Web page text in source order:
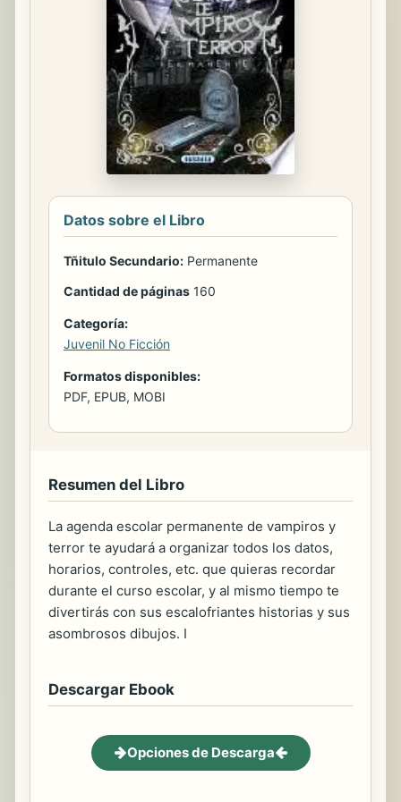
Datos sobre el Libro
Tñitulo Secundario: Permanente
Cantidad de páginas 160
Categoría:
Juvenil No Ficción
Formatos disponibles:
PDF, EPUB, MOBI
Resumen del Libro
La agenda escolar permanente de vampiros y
terror te ayudará a organizar todos los datos,
horarios, controles, etc. que quieras recordar
durante el curso escolar, y al mismo tiempo te
divertirás con sus escalofriantes historias y sus
asombrosos dibujos. I
Descargar Ebook
Opciones de Descarga